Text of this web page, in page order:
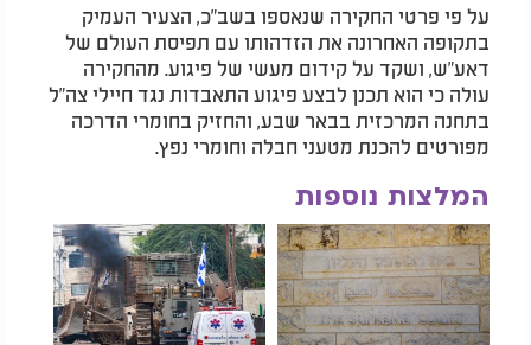
על פי פרטי החקירה שנאספו בשב"כ, הצעיר העמיק
בתקופה האחרונה את הזדהותו עם תפיסת העולם של
דאע"ש, ושקד על קידום מעשי של פיגוע. מהחקירה
עולה כי הוא תכנן לבצע פיגוע התאבדות נגד חיילי צה"ל
בתחנה המרכזית בבאר שבע, והחזיק בחומרי הדרכה
מפורטים להכנת מטעני חבלה וחומרי נפץ.
המלצות נוספות